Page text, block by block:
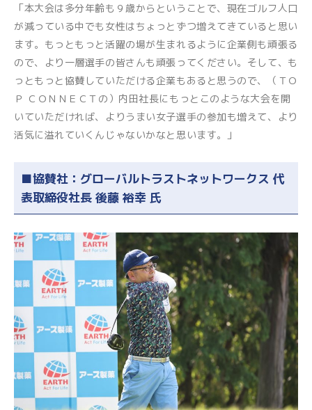
「本大会は多分年齢も９歳からということで、現在ゴルフ人口
が減っている中でも女性はちょっとずつ増えてきていると思い
ます。もっともっと活躍の場が生まれるように企業側も頑張る
ので、より一層選手の皆さんも頑張ってください。そして、も
っともっと協賛していただける企業もあると思うので、（ＴＯ
Ｐ ＣＯＮＮＥＣＴの）内田社長にもっとこのような大会を開
いていただければ、よりうまい女子選手の参加も増えて、より
活気に溢れていくんじゃないかなと思います。」
■協賛社：グローバルトラストネットワークス 代
表取締役社長 後藤 裕幸 氏